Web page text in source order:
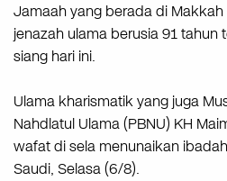
Jamaah yang berada di
jenazah ulama berusia 91 tahun
siang hari ini.
Ulama kharismatik yang juga
Nahdlatul Ulama (PBNU) KH
wafat di sela menunaikan
Saudi, Selasa (6/8).